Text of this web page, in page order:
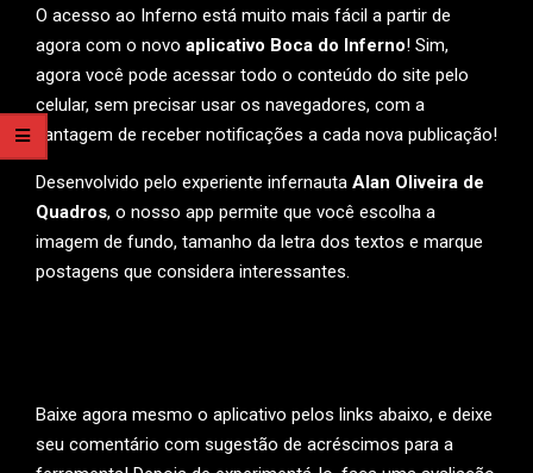
O acesso ao Inferno está muito mais fácil a partir de
agora com o novo aplicativo Boca do Inferno! Sim,
agora você pode acessar todo o conteúdo do site pelo
celular, sem precisar usar os navegadores, com a
vantagem de receber notificações a cada nova publicação!
Desenvolvido pelo experiente infernauta Alan Oliveira de
Quadros, o nosso app permite que você escolha a
imagem de fundo, tamanho da letra dos textos e marque
postagens que considera interessantes.
Baixe agora mesmo o aplicativo pelos links abaixo, e deixe
seu comentário com sugestão de acréscimos para a